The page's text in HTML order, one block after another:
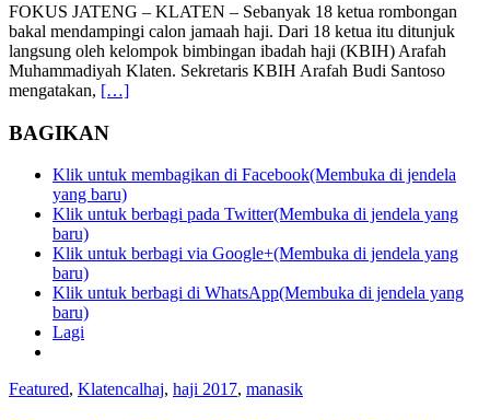
FOKUS JATENG – KLATEN – Sebanyak 18 ketua rombongan
bakal mendampingi calon jamaah haji. Dari 18 ketua itu ditunjuk
langsung oleh kelompok bimbingan ibadah haji (KBIH) Arafah
Muhammadiyah Klaten. Sekretaris KBIH Arafah Budi Santoso
mengatakan, […]
BAGIKAN
Klik untuk membagikan di Facebook(Membuka di jendela
yang baru)
Klik untuk berbagi pada Twitter(Membuka di jendela yang
baru)
Klik untuk berbagi via Google+(Membuka di jendela yang
baru)
Klik untuk berbagi di WhatsApp(Membuka di jendela yang
baru)
Lagi
Featured, Klatencalhaj, haji 2017, manasik